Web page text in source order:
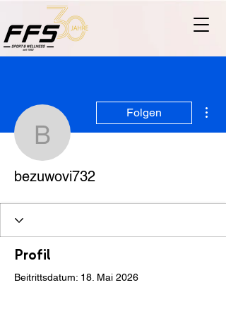
bezuwovi732
Folgen
bezuwovi732
Profil
Beitrittsdatum: 18. Mai 2026